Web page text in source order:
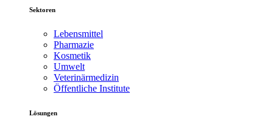
Sektoren
Lebensmittel
Pharmazie
Kosmetik
Umwelt
Veterinärmedizin
Öffentliche Institute
Lösungen